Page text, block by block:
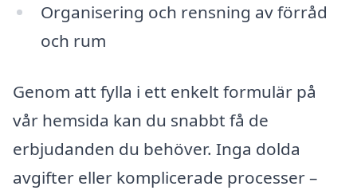
Organisering och rensning av förråd
och rum
Genom att fylla i ett enkelt formulär på
vår hemsida kan du snabbt få de
erbjudanden du behöver. Inga dolda
avgifter eller komplicerade processer –